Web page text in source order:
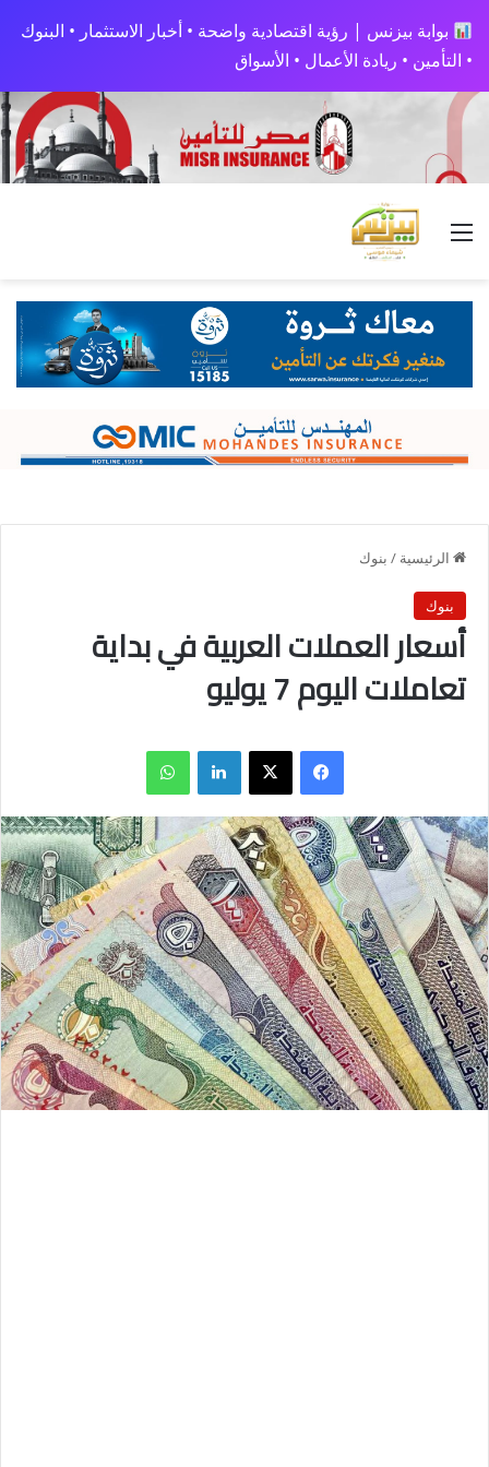
بوابة بيزنس | رؤية اقتصادية واضحة • أخبار الاستثمار • البنوك
• التأمين • ريادة الأعمال • الأسواق
القائمة
الرئيسية / بنوك
بنوك
أسعار العملات العربية في بداية
تعاملات اليوم 7 يوليو
فيسبوك X لينكدإن